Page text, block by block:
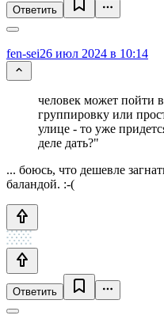
Ответить
fen-sei26 июл 2024 в 10:14
человек может пойти
группировку или
улице - то уже
деле дать?"
... боюсь, что дешевле
баландой. :-(
Ответить